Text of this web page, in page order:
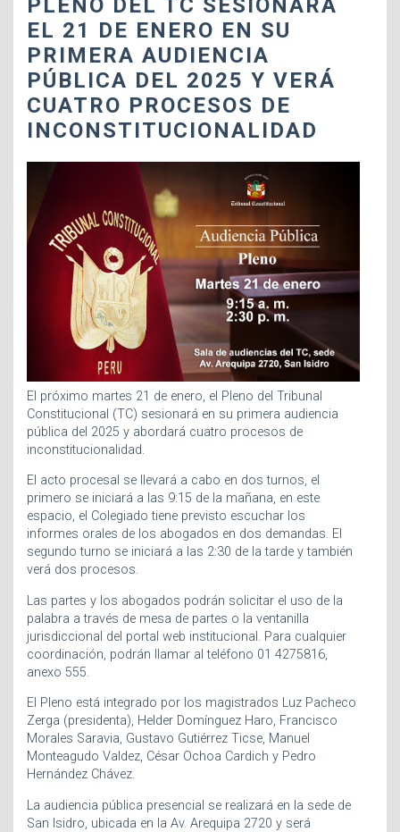
PLENO DEL TC SESIONARÁ
EL 21 DE ENERO EN SU
PRIMERA AUDIENCIA
PÚBLICA DEL 2025 Y VERÁ
CUATRO PROCESOS DE
INCONSTITUCIONALIDAD
El próximo martes 21 de enero, el Pleno del Tribunal
Constitucional (TC) sesionará en su primera audiencia
pública del 2025 y abordará cuatro procesos de
inconstitucionalidad.
El acto procesal se llevará a cabo en dos turnos, el
primero se iniciará a las 9:15 de la mañana, en este
espacio, el Colegiado tiene previsto escuchar los
informes orales de los abogados en dos demandas. El
segundo turno se iniciará a las 2:30 de la tarde y también
verá dos procesos.
Las partes y los abogados podrán solicitar el uso de la
palabra a través de mesa de partes o la ventanilla
jurisdiccional del portal web institucional. Para cualquier
coordinación, podrán llamar al teléfono 01 4275816,
anexo 555.
El Pleno está integrado por los magistrados Luz Pacheco
Zerga (presidenta), Helder Domínguez Haro, Francisco
Morales Saravia, Gustavo Gutiérrez Ticse, Manuel
Monteagudo Valdez, César Ochoa Cardich y Pedro
Hernández Chávez.
La audiencia pública presencial se realizará en la sede de
San Isidro, ubicada en la Av. Arequipa 2720 y será